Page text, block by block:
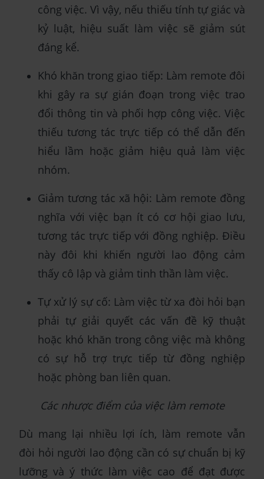
công việc. Vì vậy, nếu thiếu tính tự giác và
kỷ luật, hiệu suất làm việc sẽ giảm sút
đáng kể.
Khó khăn trong giao tiếp: Làm remote đôi
khi gây ra sự gián đoạn trong việc trao
đổi thông tin và phối hợp công việc. Việc
thiếu tương tác trực tiếp có thể dẫn đến
hiểu lầm hoặc giảm hiệu quả làm việc
nhóm.
Giảm tương tác xã hội: Làm remote đồng
nghĩa với việc bạn ít có cơ hội giao lưu,
tương tác trực tiếp với đồng nghiệp. Điều
này đôi khi khiến người lao động cảm
thấy cô lập và giảm tinh thần làm việc.
Tự xử lý sự cố: Làm việc từ xa đòi hỏi bạn
phải tự giải quyết các vấn đề kỹ thuật
hoặc khó khăn trong công việc mà không
có sự hỗ trợ trực tiếp từ đồng nghiệp
hoặc phòng ban liên quan.
Các nhược điểm của việc làm remote
Dù mang lại nhiều lợi ích, làm remote vẫn
đòi hỏi người lao động cần có sự chuẩn bị kỹ
lưỡng và ý thức làm việc cao để đạt được